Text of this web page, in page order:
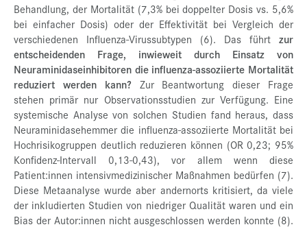
Behandlung, der Mortalität (7,3% bei doppelter Dosis vs. 5,6%
bei einfacher Dosis) oder der Effektivität bei Vergleich der
verschiedenen Influenza-Virussubtypen (6). Das führt zur
entscheidenden Frage, inwieweit durch Einsatz von
Neuraminidaseinhibitoren die influenza-assoziierte Mortalität
reduziert werden kann? Zur Beantwortung dieser Frage
stehen primär nur Observationsstudien zur Verfügung. Eine
systemische Analyse von solchen Studien fand heraus, dass
Neuraminidasehemmer die influenza-assoziierte Mortalität bei
Hochrisikogruppen deutlich reduzieren können (OR 0,23; 95%
Konfidenz-Intervall 0,13-0,43), vor allem wenn diese
Patient:innen intensivmedizinischer Maßnahmen bedürfen (7).
Diese Metaanalyse wurde aber andernorts kritisiert, da viele
der inkludierten Studien von niedriger Qualität waren und ein
Bias der Autor:innen nicht ausgeschlossen werden konnte (8).